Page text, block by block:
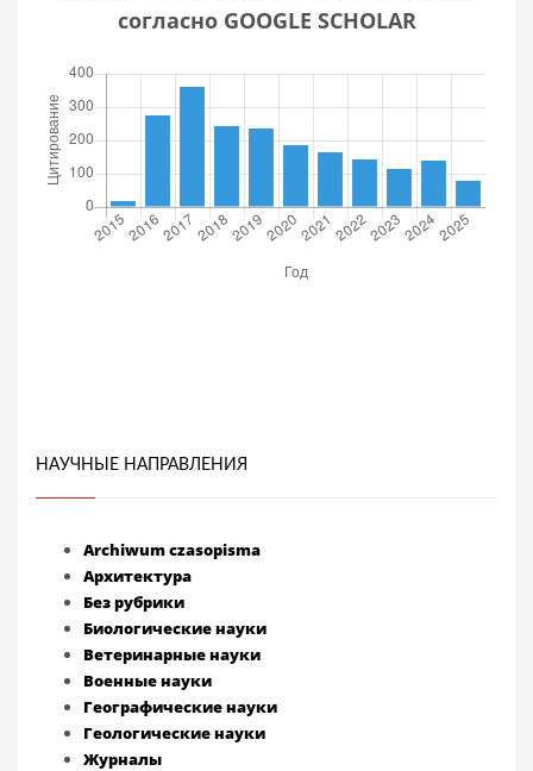
согласно GOOGLE SCHOLAR
НАУЧНЫЕ НАПРАВЛЕНИЯ
Archiwum czasopisma
Архитектура
Без рубрики
Биологические науки
Ветеринарные науки
Военные науки
Географические науки
Геологические науки
Журналы